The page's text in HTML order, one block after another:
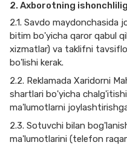
2. Axborotning
2.1. Savdo maydonchasida
bitim bo'yicha qaror qabul
xizmatlar) va taklifni
bo'lishi kerak.
2.2. Reklamada Xaridorni
shartlari bo'yicha
ma'lumotlarni
2.3. Sotuvchi bilan
ma'lumotlarini (telefon